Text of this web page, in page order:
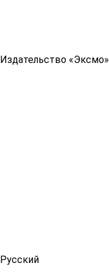
Издательство «Эксмо»
Русский